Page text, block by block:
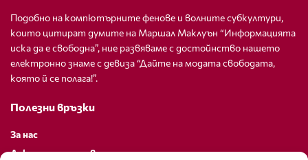
Подобно на компютърните фенове и волните субкултури,
които цитират думите на Маршал Маклуън “Информацията
иска да е свободна”, ние развяваме с достойнство нашето
електронно знаме с девиза “Дайте на модата свободата,
която й се полага!”.
Полезни връзки
За нас
Декларация за поверителност